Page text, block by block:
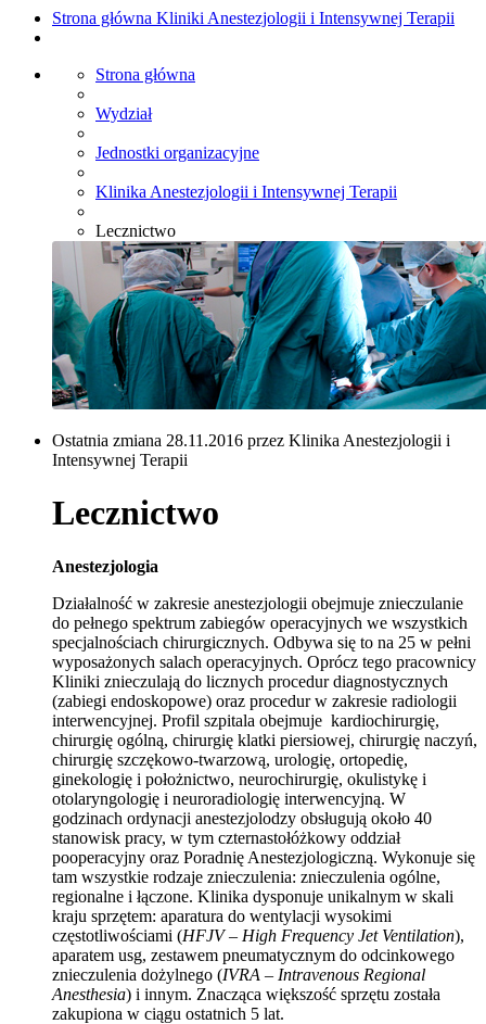
Strona główna Kliniki Anestezjologii i Intensywnej Terapii
Strona główna
Wydział
Jednostki organizacyjne
Klinika Anestezjologii i Intensywnej Terapii
Lecznictwo
Ostatnia zmiana 28.11.2016 przez Klinika Anestezjologii i
Intensywnej Terapii
Lecznictwo
Anestezjologia
Działalność w zakresie anestezjologii obejmuje znieczulanie
do pełnego spektrum zabiegów operacyjnych we wszystkich
specjalnościach chirurgicznych. Odbywa się to na 25 w pełni
wyposażonych salach operacyjnych. Oprócz tego pracownicy
Kliniki znieczulają do licznych procedur diagnostycznych
(zabiegi endoskopowe) oraz procedur w zakresie radiologii
interwencyjnej. Profil szpitala obejmuje kardiochirurgię,
chirurgię ogólną, chirurgię klatki piersiowej, chirurgię naczyń,
chirurgię szczękowo-twarzową, urologię, ortopedię,
ginekologię i położnictwo, neurochirurgię, okulistykę i
otolaryngologię i neuroradiologię interwencyjną. W
godzinach ordynacji anestezjolodzy obsługują około 40
stanowisk pracy, w tym czternastołóżkowy oddział
pooperacyjny oraz Poradnię Anestezjologiczną. Wykonuje się
tam wszystkie rodzaje znieczulenia: znieczulenia ogólne,
regionalne i łączone. Klinika dysponuje unikalnym w skali
kraju sprzętem: aparatura do wentylacji wysokimi
częstotliwościami (HFJV – High Frequency Jet Ventilation),
aparatem usg, zestawem pneumatycznym do odcinkowego
znieczulenia dożylnego (IVRA – Intravenous Regional
Anesthesia) i innym. Znacząca większość sprzętu została
zakupiona w ciągu ostatnich 5 lat.